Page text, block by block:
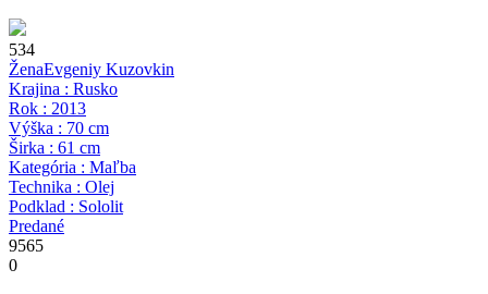
534
ŽenaEvgeniy Kuzovkin
Krajina : Rusko
Rok : 2013
Výška : 70 cm
Širka : 61 cm
Kategória : Maľba
Technika : Olej
Podklad : Sololit
Predané
9565
0